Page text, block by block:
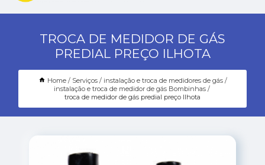
TROCA DE MEDIDOR DE GÁS
PREDIAL PREÇO ILHOTA
Home Serviços
instalação e troca de medidores de gás
instalação e troca de medidor de gás Bombinhas
troca de medidor de gás predial preço Ilhota